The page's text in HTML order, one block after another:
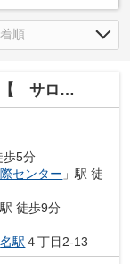
おすすめ 】
歩5分
センター 」駅 徒
駅 徒歩9分
名駅 ４丁目2-13